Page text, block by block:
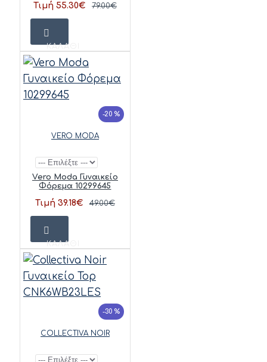
Τιμή 55.30€ 79.00€
ΚΑΛΆΘΙ
-20 %
VERO MODA
Vero Moda Γυναικείο
Φόρεμα 10299645
Τιμή 39.18€ 49.00€
ΚΑΛΆΘΙ
-30 %
COLLECTIVA NOIR